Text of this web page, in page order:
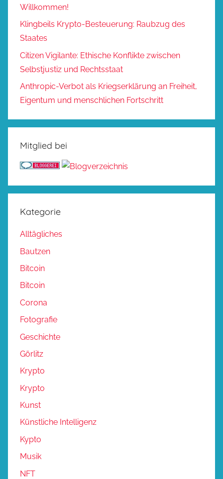
Willkommen!
Klingbeils Krypto-Besteuerung: Raubzug des
Staates
Citizen Vigilante: Ethische Konflikte zwischen
Selbstjustiz und Rechtsstaat
Anthropic-Verbot als Kriegserklärung an Freiheit,
Eigentum und menschlichen Fortschritt
Mitglied bei
Kategorie
Alltägliches
Bautzen
Bitcoin
Bitcoin
Corona
Fotografie
Geschichte
Görlitz
Krypto
Krypto
Kunst
Künstliche Intelligenz
Kypto
Musik
NFT